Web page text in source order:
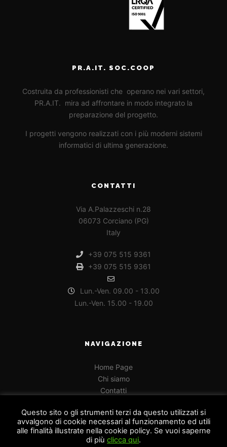
PR.A.IT. SOC.COOP
Costruita da professionisti che operano nei vari settori,
PR.A.IT. mira ad affrontare in modo integrato la
preparazione del progetto.
I progetti vengono realizzati con i più moderni sistemi
informatici di ultima generazione.
CONTATTI
Via A.Palazzeschi n.28
06073 Corciano (PG)
Italy
+39 075 515 9361
+39 075 515 9361
Lun.-Ven. 09.00 - 13.00
Lun.-Ven. 15.00 - 19.00
NAVIGAZIONE
Home Page
Chi siamo
Contatti
Questo sito o gli strumenti terzi da questo utilizzati si
avvalgono di cookie necessari al funzionamento ed utili
alle finalità illustrate nella cookie policy. Se vuoi saperne
di più clicca qui.